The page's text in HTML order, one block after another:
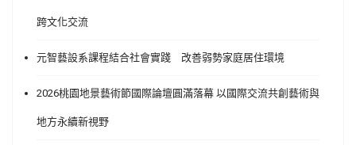
跨文化交流
元智藝設系課程結合社會實踐 改善弱勢家庭居住環境
2026桃園地景藝術節國際論壇圓滿落幕 以國際交流共創藝術與
地方永續新視野